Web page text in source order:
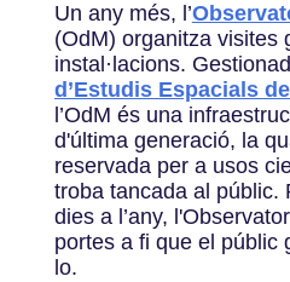
Un any més, l’
(OdM) organitza visites
instal·lacions.
d’Estudis Espacials
l’OdM és una
d'última generació, la
reservada per a usos
troba tancada al públic.
dies a l’any,
portes a fi que el públic
lo.